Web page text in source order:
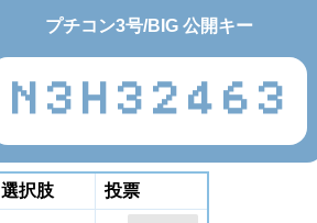
プチコン3号/BIG 公開キー
N3H32463
選択肢 投票